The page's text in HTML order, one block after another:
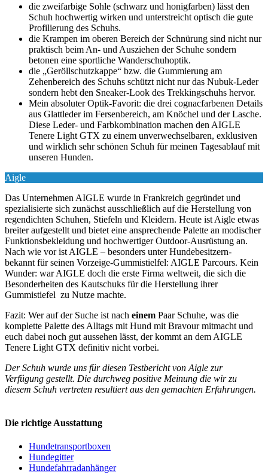
die zweifarbige Sohle (schwarz und honigfarben) lässt den
Schuh hochwertig wirken und unterstreicht optisch die gute
Profilierung des Schuhs.
die Krampen im oberen Bereich der Schnürung sind nicht nur
praktisch beim An- und Ausziehen der Schuhe sondern
betonen eine sportliche Wanderschuhoptik.
die „Geröllschutzkappe“ bzw. die Gummierung am
Zehenbereich des Schuhs schützt nicht nur das Nubuk-Leder
sondern hebt den Sneaker-Look des Trekkingschuhs hervor.
Mein absoluter Optik-Favorit: die drei cognacfarbenen Details
aus Glattleder im Fersenbereich, am Knöchel und der Lasche.
Diese Leder- und Farbkombination machen den AIGLE
Tenere Light GTX zu einem unverwechselbaren, exklusiven
und wirklich sehr schönen Schuh für meinen Tagesablauf mit
unseren Hunden.
Aigle
Das Unternehmen AIGLE wurde in Frankreich gegründet und
spezialisierte sich zunächst ausschließlich auf die Herstellung von
regendichten Schuhen, Stiefeln und Kleidern. Heute ist Aigle etwas
breiter aufgestellt und bietet eine ansprechende Palette an modischer
Funktionsbekleidung und hochwertiger Outdoor-Ausrüstung an.
Nach wie vor ist AIGLE – besonders unter Hundebesitzern-
bekannt für seinen Vorzeige-Gummistielfel: AIGLE Parcours. Kein
Wunder: war AIGLE doch die erste Firma weltweit, die sich die
Besonderheiten des Kautschuks für die Herstellung ihrer
Gummistiefel zu Nutze machte.
Fazit: Wer auf der Suche ist nach einem Paar Schuhe, was die
komplette Palette des Alltags mit Hund mit Bravour mitmacht und
euch dabei noch gut aussehen lässt, der kommt an dem AIGLE
Tenere Light GTX definitiv nicht vorbei.
Der Schuh wurde uns für diesen Testbericht von Aigle zur
Verfügung gestellt. Die durchweg positive Meinung die wir zu
diesem Schuh vertreten resultiert aus den gemachten Erfahrungen.
Die richtige Ausstattung
Hundetransportboxen
Hundegitter
Hundefahrradanhänger